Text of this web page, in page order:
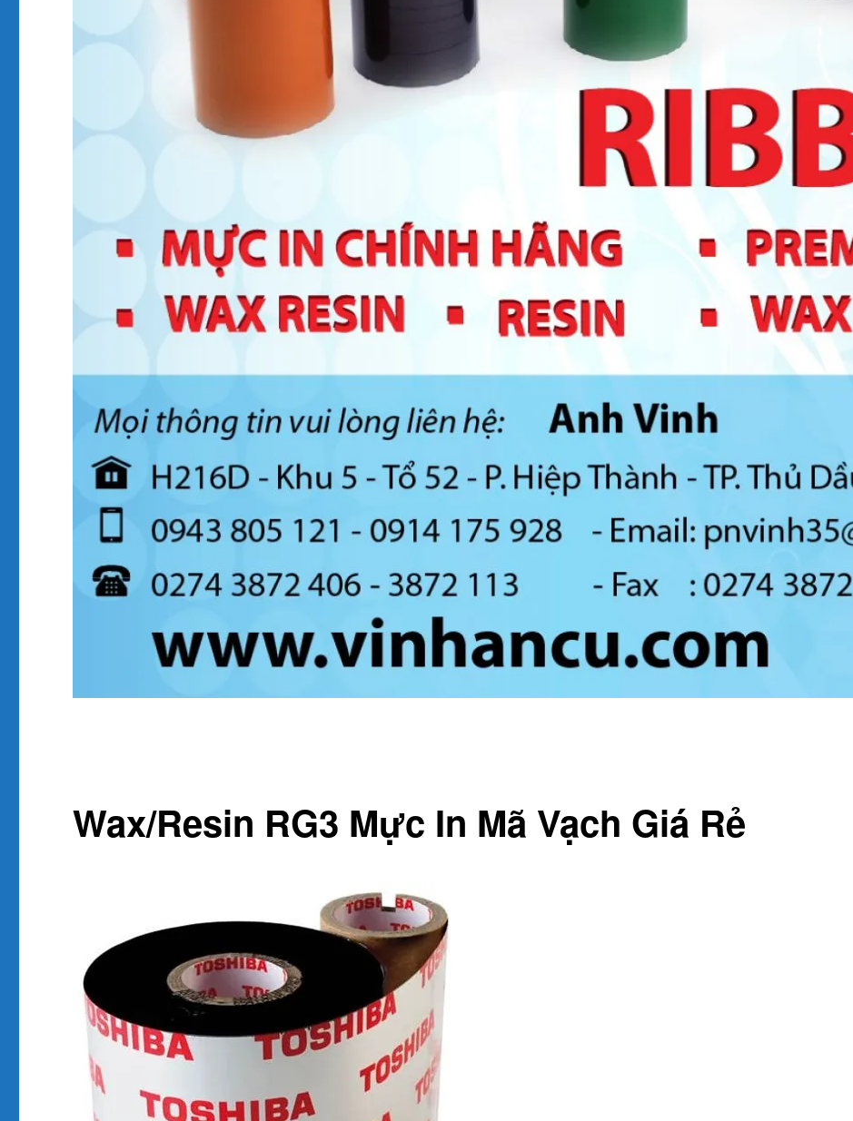
Wax/Resin RG3 Mực In Mã Vạch Giá Rẻ